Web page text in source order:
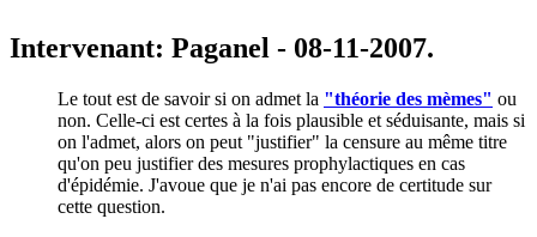
Intervenant: Paganel - 08-11-2007.
Le tout est de savoir si on admet la "théorie des mèmes" ou
non. Celle-ci est certes à la fois plausible et séduisante, mais si
on l'admet, alors on peut "justifier" la censure au même titre
qu'on peu justifier des mesures prophylactiques en cas
d'épidémie. J'avoue que je n'ai pas encore de certitude sur
cette question.